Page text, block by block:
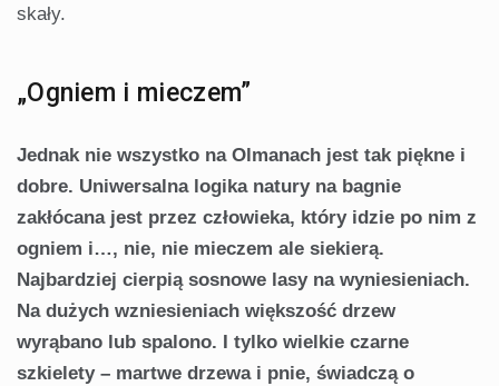
skały.
„Ogniem i mieczem”
Jednak nie wszystko na Olmanach jest tak piękne i
do­bre. Uniwersalna logika natury na bagnie
zakłócana jest przez człowieka, który idzie po nim z
ogniem i…, nie, nie mieczem ale siekierą.
Najbardziej cierpią sosnowe lasy na wyniesieniach.
Na dużych wzniesieniach większość drzew
wyrąbano lub spalono. I tylko wielkie czarne
szkielety – martwe drzewa i pnie, świadczą o